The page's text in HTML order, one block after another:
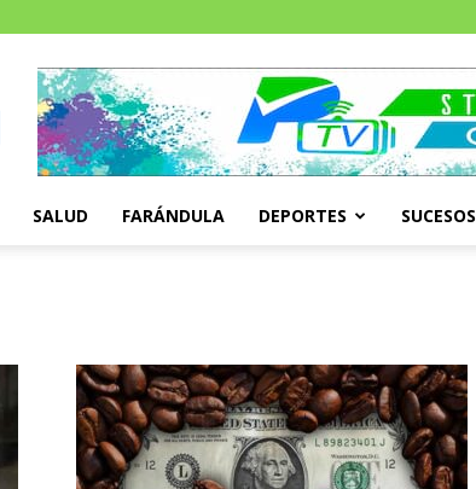
SALUD FARÁNDULA DEPORTES SUCESOS